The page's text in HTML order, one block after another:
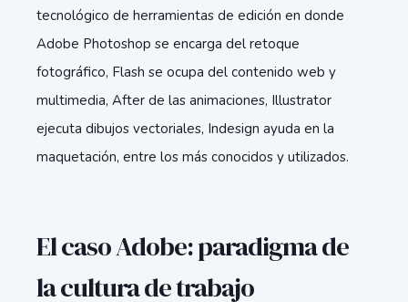
tecnológico de herramientas de edición en donde
Adobe Photoshop se encarga del retoque
fotográfico, Flash se ocupa del contenido web y
multimedia, After de las animaciones, Illustrator
ejecuta dibujos vectoriales, Indesign ayuda en la
maquetación, entre los más conocidos y utilizados.
El caso Adobe: paradigma de
la cultura de trabajo